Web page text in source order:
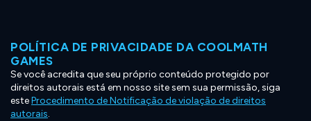
POLÍTICA DE PRIVACIDADE DA COOLMATH
GAMES
Se você acredita que seu próprio conteúdo protegido por
direitos autorais está em nosso site sem sua permissão, siga
esteProcedimento de Notificação de violação de direitos
autorais.